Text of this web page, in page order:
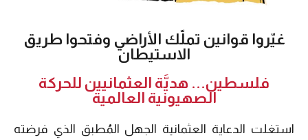
غيّروا قوانين تملّك الأراضي وفتحوا طريق
الاستيطان
فلسطين... هديَّة العثمانيين للحركة
الصهيونية العالمية
استغلت الدعاية العثمانية الجهل المُطبق الذي فرضته